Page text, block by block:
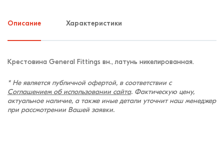
Описание Характеристики
Крестовина General Fittings вн., латунь никелированная.
* Не является публичной офертой, в соответствии с
Соглашением об использовании сайта. Фактическую цену,
актуальное наличие, а также иные детали уточнит наш менеджер
при рассмотрении Вашей заявки.